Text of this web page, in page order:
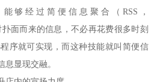
够经过简便信息聚合（RSS，
扑面而来的信息，不必再花费很多时刻
序就可实现，而这种技能就叫简便信
显现交融。